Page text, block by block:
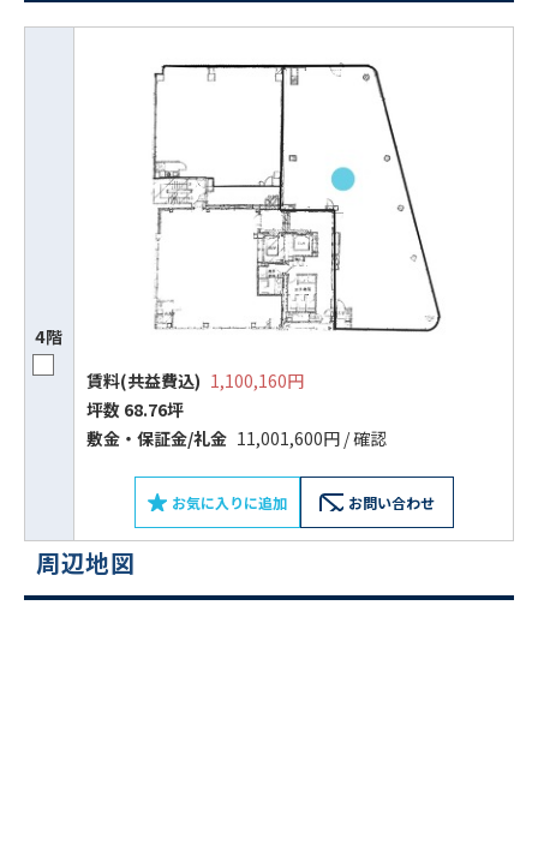
4階
賃料(共益費込) 1,100,160円
坪数 68.76坪
敷⾦‧保証⾦/礼⾦ 11,001,600円 / 確認
お気に入りに追加 お問い合わせ
周辺地図